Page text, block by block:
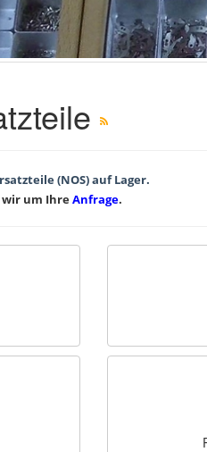
(NOS) auf Lager.
um IhreAnfrage.